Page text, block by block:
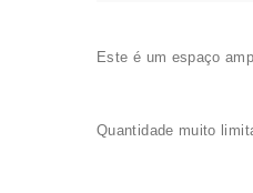
Este é um espaço
Quantidade muito